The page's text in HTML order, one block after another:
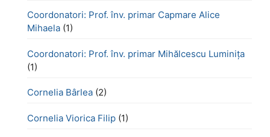
Coordonatori: Prof. înv. primar Capmare Alice
Mihaela (1)
Coordonatori: Prof. înv. primar Mihălcescu Luminița
(1)
Cornelia Bârlea (2)
Cornelia Viorica Filip (1)